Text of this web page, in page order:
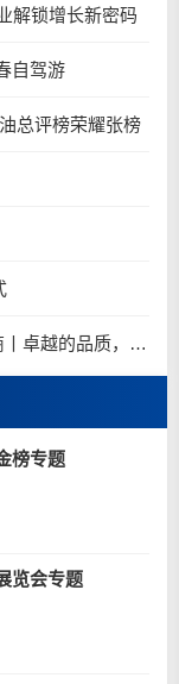
解锁增长新密码​
自驾游
总评榜荣耀张榜
10、玉柴马石油-龙护工程机械油全国招商丨卓越的品质，专业的品牌！
榜专题
览会专题